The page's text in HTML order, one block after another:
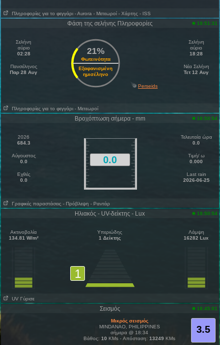
Πληροφορίες για το φεγγάρι - Αυrora - Μετεωροί - Χάρτης - ISS
Φάση της σελήνης Πληροφορίες 18:51:31
Σελήνη
αύριο
02:28
Πανσέληνος
Παρ 28 Αυγ
21%
Φωτεινότητα
Εξαφανισμένη
ημισέληνο
Σελήνη
αύριο
18:28
Νέα Σελήνη
Τετ 12 Αυγ
Perseids
Πληροφορίες για το φεγγάρι - Μετεωροί
Βροχόπτωση σήμερα - mm 18:50:54
2026
684.3
Αύγουστος
0.0
Εχθές
0.0
0.0
Τελευταία ώρα
0.0
Τιμή/ ω
0.000
Last rain
2026-06-25
Γραφικές παραστάσεις - Πρόβλεψη - Ραντάρ
Ηλιακός - UV-δείκτης - Lux 18:50:54
Ακτινοβολία
134.81 W/m²
Υπεριώδης
1 Δείκτης
1
Λάμψη
16282 Lux
UV Γύρισε
Σεισμός 18:45:01
3.5
Μικρός σεισμός
MINDANAO, PHILIPPINES
σήμερα @ 18:34
Βάθος:10 KMs - Απόσταση:13249 KMs